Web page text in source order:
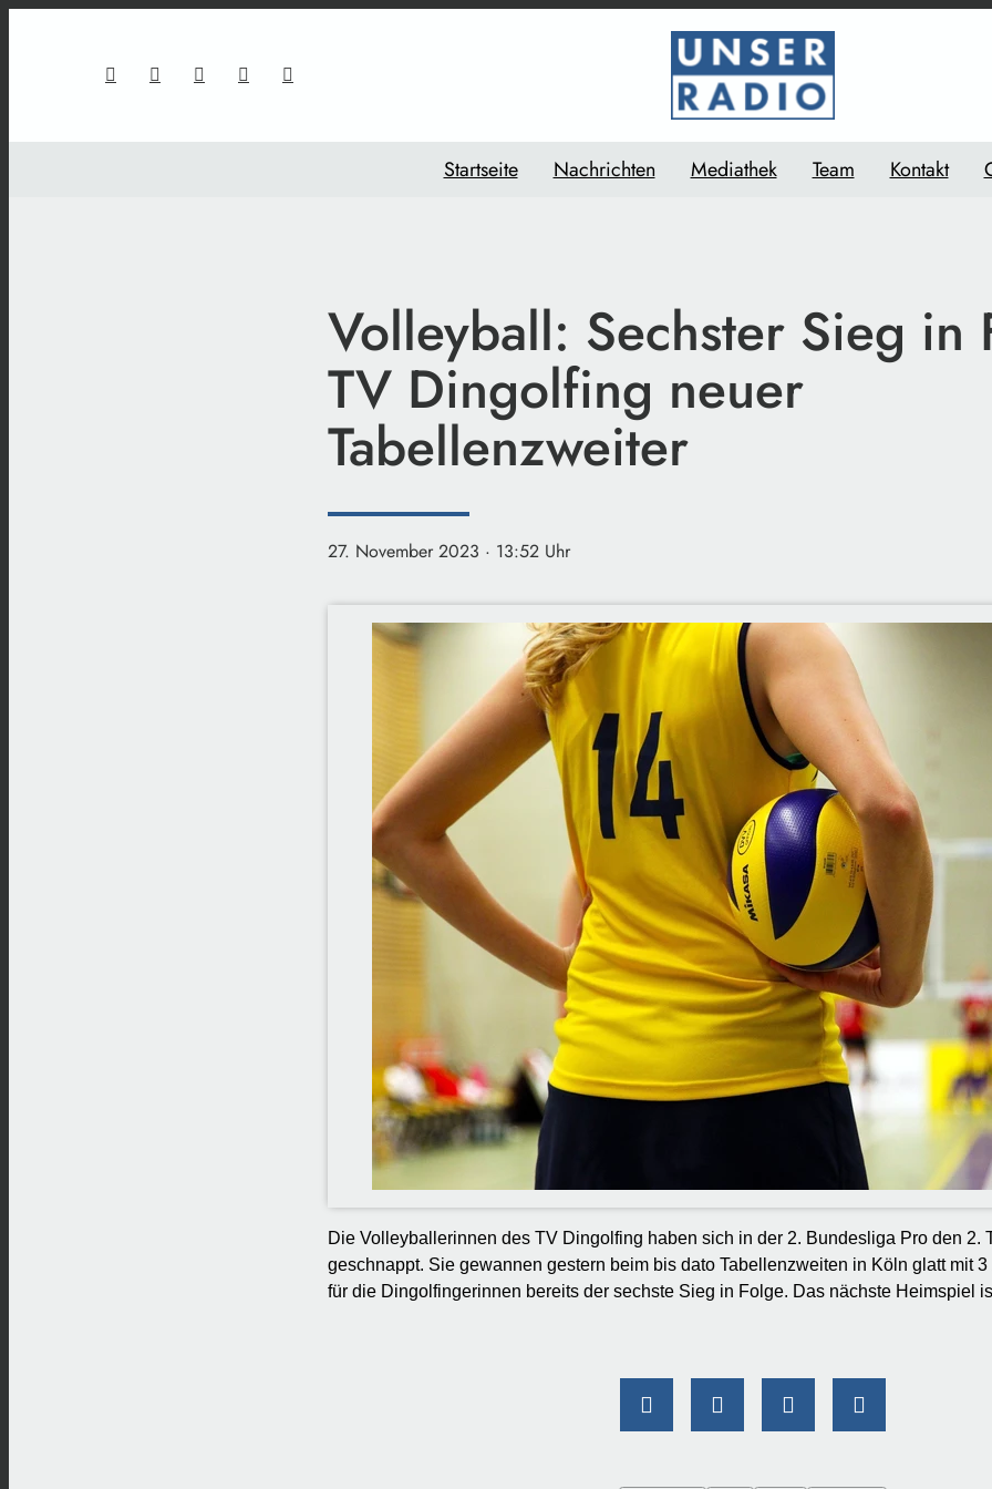
Startseite Nachrichten Mediathek Team Kontakt
Volleyball: Sechster Sieg in
TV Dingolfing neuer
Tabellenzweiter
27. November 2023 · 13:52 Uhr
Die Volleyballerinnen des TV Dingolfing haben sich in der 2. Bundesliga Pro den 2.
geschnappt. Sie gewannen gestern beim bis dato Tabellenzweiten in Köln glatt mit
für die Dingolfingerinnen bereits der sechste Sieg in Folge. Das nächste Heimspiel